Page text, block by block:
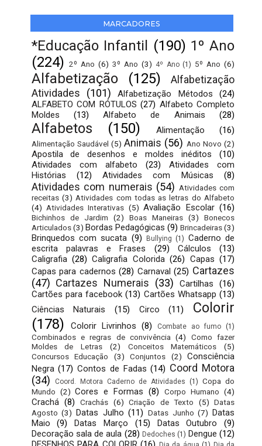
MARCADORES
*Educação Infantil (190) 1º Ano
(224) 2º Ano (6) 3º Ano (3) 4º Ano (1) 5º Ano (6)
Alfabetização (125)
Alfabetização
Atividades
(101) Alfabetização Métodos
(24)
ALFABETO COM RÓTULOS (27) Alfabeto Completo
Moldes
(13) Alfabeto de Animais (28)
Alfabetos (150) Alimentação (16)
Alimentação Saudável (5) Animais (56) Ano Novo (2)
Apostila de desenhos e moldes inéditos
(10)
Atividades com alfabeto
(23)
Atividades com
Histórias
(12) Atividades com Músicas (8)
Atividades com numerais (54) Atividades com
receitas (3) Atividades com todas as letras do Alfabeto
(4) Atividades Interativas (5) Avaliação Escolar (16)
Bichinhos de Jardim (2) Boas Maneiras (3)
Bonecos
Articulados (3) Bordas Pedagógicas (9) Brincadeiras(3)
Brinquedos com sucata (9) Bullying (1) Caderno de
escrita palavras e Frases
(29) Cálculos
(13)
Caligrafia (28) Caligrafia Colorida (26) Capas (17)
Capas para cadernos (28) Carnaval (25) Cartazes
(47) Cartazes Numerais (33) Cartilhas
(16)
Cartões para facebook (13) Cartões Whatsapp (13)
Ciências Naturais
(15) Circo (11)
Colorir
(178)
Colorir Livrinhos (8) Combate ao fumo (1)
Combinados e regras de convivência (4)
Como fazer
Moldes de Letras
(2) Conceitos Matemáticos
(5)
Concursos Educação
(3) Conjuntos (2)
Consciência
Negra (17) Contos de Fadas (14) Coord Motora
(34)
Coord. Motora Caderno de Atividades (1) Copa do
Mundo (2) Cores e Formas (8) Corpo Humano (4)
Crachá (8) Crachás (6) Criação de Texto (5) Datas
Agosto (3) Datas Julho (11) Datas Junho (7) Datas
Maio
(9) Datas Março (15) Datas Outubro
(9)
Decoração sala de aula (28) Dedoches (1) Dengue (12)